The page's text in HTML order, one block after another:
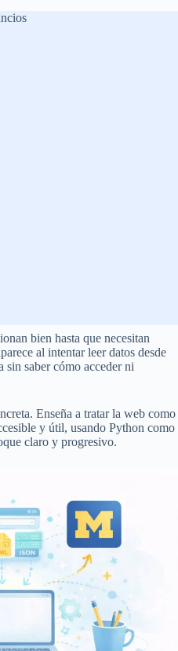
bien hasta que necesitan
al intentar leer datos desde
saber cómo acceder ni
Enseña a tratar la web como
y útil, usando Python como
claro y progresivo.